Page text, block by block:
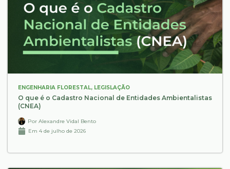
ENGENHARIA FLORESTAL, LEGISLAÇÃO
O que é o Cadastro Nacional de Entidades Ambientalistas
(CNEA)
Por Alexandre Vidal Bento
Em 4 de julho de 2026